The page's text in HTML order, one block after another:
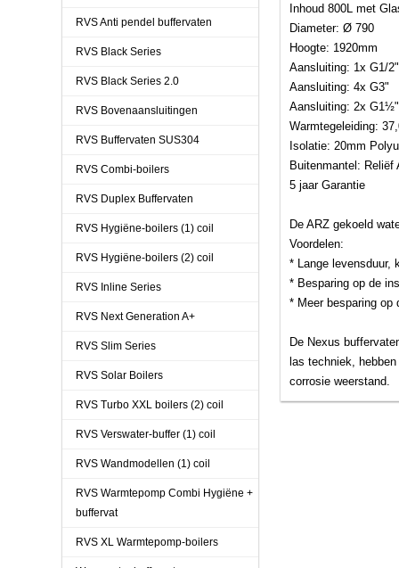
RVS Anti pendel buffervaten
RVS Black Series
RVS Black Series 2.0
RVS Bovenaansluitingen
RVS Buffervaten SUS304
RVS Combi-boilers
RVS Duplex Buffervaten
RVS Hygiëne-boilers (1) coil
RVS Hygiëne-boilers (2) coil
RVS Inline Series
RVS Next Generation A+
RVS Slim Series
RVS Solar Boilers
RVS Turbo XXL boilers (2) coil
RVS Verswater-buffer (1) coil
RVS Wandmodellen (1) coil
RVS Warmtepomp Combi Hygiëne +
buffervat
RVS XL Warmtepomp-boilers
Inhoud 800L met
Diameter: Ø 790
Hoogte: 1920mm
Aansluiting: 1x G1/2"
Aansluiting: 4x G3"
Aansluiting: 2x G1½"
Warmtegeleiding:
Isolatie: 20mm
Buitenmantel: Reliëf
5 jaar Garantie
De ARZ gekoeld
Voordelen:
* Lange levensduur,
* Besparing op de
* Meer besparing op
De Nexus
las techniek,
corrosie weerstand.